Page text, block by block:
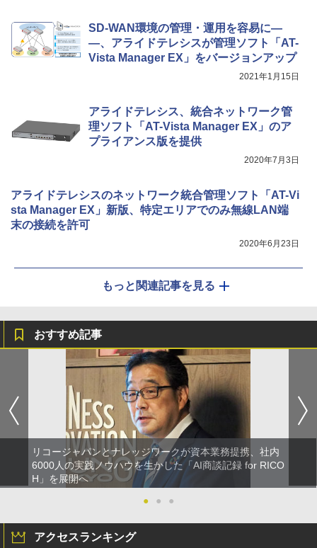
SD-WAN環境の管理・運用を容易に―
―、アライドテレシスが管理ソフト「AT-
Vista Manager EX」をバージョンアップ
2021年1月15日
アライドテレシス、統合ネットワーク管
理ソフト「AT-Vista Manager EX」のア
プライアンス版を提供
2020年7月3日
アライドテレシスのネットワーク統合管理ソフト「AT-Vi
sta Manager EX」新版、特定エリアでのみ無線LAN端
末の接続を許可
2020年6月23日
もっと関連記事を見る
おすすめ記事
リコージャパンとナレッジワークが資本業務提携、社内
6000人の実践ノウハウを生かした「AI商談記録 for RICO
H」を展開へ
●
● ●
アクセスランキング